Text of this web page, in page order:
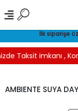
İlk siparişe
Taksit imkanı ,
AMBIENTE SUYA